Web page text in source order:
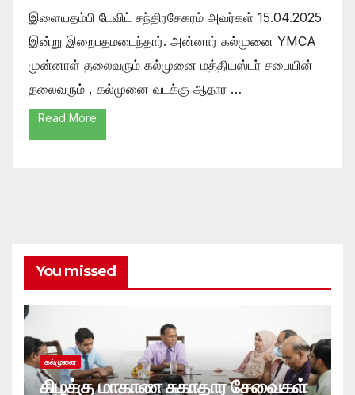
இளையதம்பி டேவிட் சந்திரசேகரம் அவர்கள் 15.04.2025
இன்று இறைபதமடைந்தார். அன்னார் கல்முனை YMCA
முன்னாள் தலைவரும் கல்முனை மத்தியஸ்டர் சபையின்
தலைவரும் , கல்முனை வடக்கு ஆதார …
Read More
You missed
கல்முனை
கிழக்கு மாகாண சுகாதார சேவைகள்